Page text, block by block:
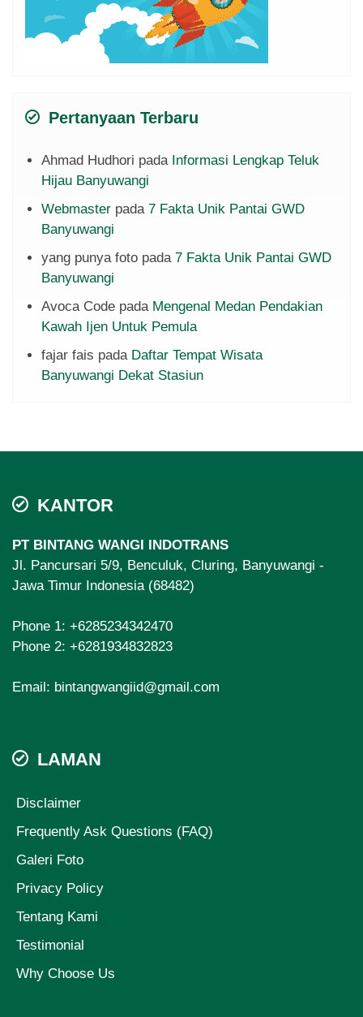
Pertanyaan Terbaru
Ahmad Hudhori pada Informasi Lengkap Teluk
Hijau Banyuwangi
Webmaster pada 7 Fakta Unik Pantai GWD
Banyuwangi
yang punya foto pada 7 Fakta Unik Pantai GWD
Banyuwangi
Avoca Code pada Mengenal Medan Pendakian
Kawah Ijen Untuk Pemula
fajar fais pada Daftar Tempat Wisata
Banyuwangi Dekat Stasiun
KANTOR
PT BINTANG WANGI INDOTRANS
Jl. Pancursari 5/9, Benculuk, Cluring, Banyuwangi -
Jawa Timur Indonesia (68482)
Phone 1: +6285234342470
Phone 2: +6281934832823
Email: bintangwangiid@gmail.com
LAMAN
Disclaimer
Frequently Ask Questions (FAQ)
Galeri Foto
Privacy Policy
Tentang Kami
Testimonial
Why Choose Us